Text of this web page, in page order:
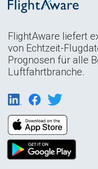
FlightAware liefert
von Echtzeit-
Prognosen für alle
Luftfahrtbranche.